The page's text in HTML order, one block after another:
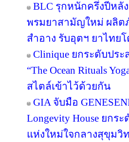
BLC รุกหนักครึ่งปีหลั
พรมยาสามัญใหม่ ผลิต
สำอาง รับอุตฯ ยาไทยโ
Clinique ยกระดับปร
“The Ocean Rituals
สไตล์เข้าไว้ด้วยกัน
GIA จับมือ
Longevity House ยก
แห่งใหม่ใจกลางสุขุมวิท